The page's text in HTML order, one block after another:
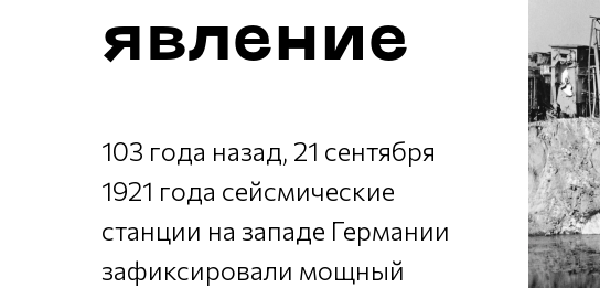
явление
103 года назад, 21 сентября
1921 года сейсмические
станции на западе Германии
зафиксировали мощный